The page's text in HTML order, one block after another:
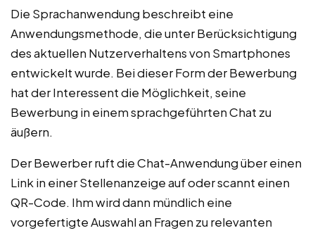
Die Sprachanwendung beschreibt eine
Anwendungsmethode, die unter Berücksichtigung
des aktuellen Nutzerverhaltens von Smartphones
entwickelt wurde. Bei dieser Form der Bewerbung
hat der Interessent die Möglichkeit, seine
Bewerbung in einem sprachgeführten Chat zu
äußern.
Der Bewerber ruft die Chat-Anwendung über einen
Link in einer Stellenanzeige auf oder scannt einen
QR-Code. Ihm wird dann mündlich eine
vorgefertigte Auswahl an Fragen zu relevanten